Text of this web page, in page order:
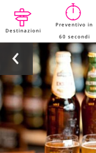
Destinazioni
Preventivo in
60 secondi